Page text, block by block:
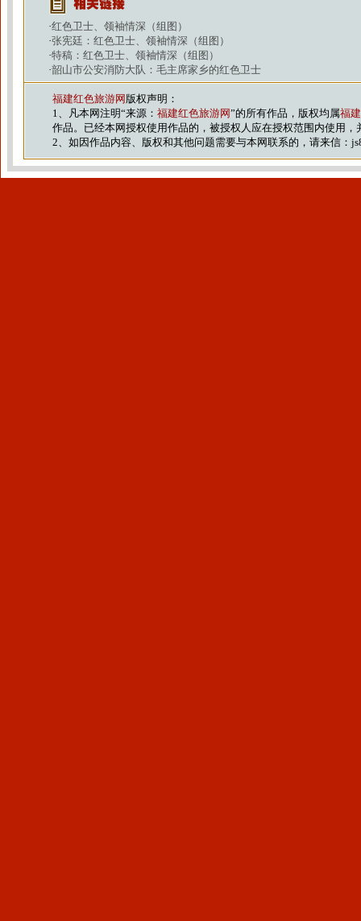
·红色卫士、领袖情深（组图）
·张宪廷：红色卫士、领袖情深（组图）
·特稿：红色卫士、领袖情深（组图）
·韶山市公安消防大队：毛主席家乡的红色卫士
福建红色旅游网 版权声明：
1、凡本网注明“来源： 福建红色旅游网”的所有作品，版权均属福
作品。已经本网授权使用作品的，被授权人应在授权范围内使用，
2、如因作品内容、版权和其他问题需要与本网联系的，请来信：